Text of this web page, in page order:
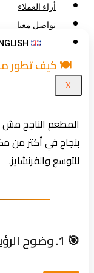
أراء العملاء
تواصل معنا
ENGLISH
🍽️ كيف تطور
المطعم الناجح مش
بنجاح في أكتر من
للتوسع والفرنشايز.